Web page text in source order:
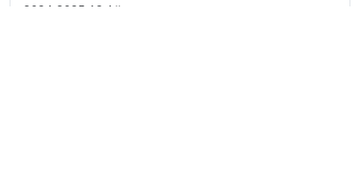
2024-2025 18 Ağustos